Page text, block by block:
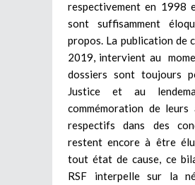
respectivement en 1998
sont suffisamment
propos. La publication de
2019, intervient au
dossiers sont toujours
Justice et au
commémoration de leurs
respectifs dans des
restent encore à être
tout état de cause, ce
RSF interpelle sur la